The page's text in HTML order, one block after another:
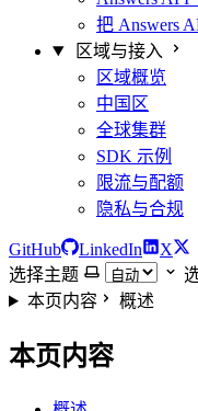
把 Answers
区域与接入
区域概览
中国区
全球集群
SDK 示例
限流与配额
隐私与合规
GitHub LinkedIn
X
选择主题
本页内容
概述
本页内容